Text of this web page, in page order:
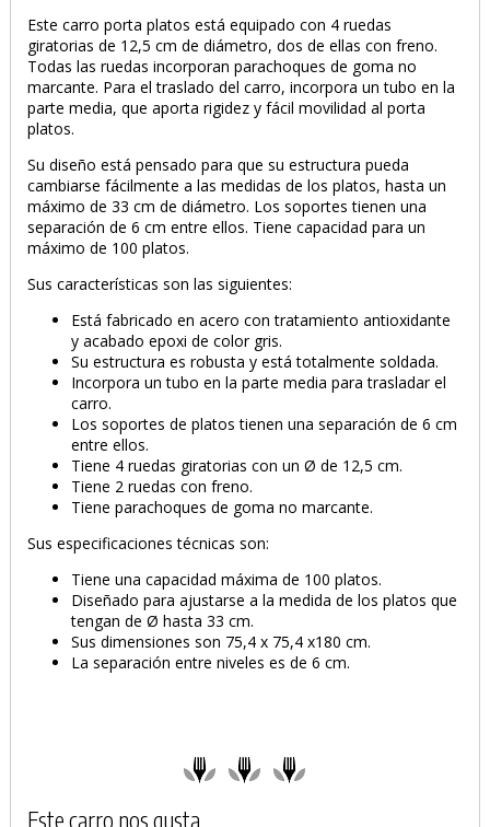
Este carro porta platos está equipado con 4 ruedas
giratorias de 12,5 cm de diámetro, dos de ellas con freno.
Todas las ruedas incorporan parachoques de goma no
marcante. Para el traslado del carro, incorpora un tubo en la
parte media, que aporta rigidez y fácil movilidad al porta
platos.
Su diseño está pensado para que su estructura pueda
cambiarse fácilmente a las medidas de los platos, hasta un
máximo de 33 cm de diámetro. Los soportes tienen una
separación de 6 cm entre ellos. Tiene capacidad para un
máximo de 100 platos.
Sus características son las siguientes:
Está fabricado en acero con tratamiento antioxidante
y acabado epoxi de color gris.
Su estructura es robusta y está totalmente soldada.
Incorpora un tubo en la parte media para trasladar el
carro.
Los soportes de platos tienen una separación de 6 cm
entre ellos.
Tiene 4 ruedas giratorias con un Ø de 12,5 cm.
Tiene 2 ruedas con freno.
Tiene parachoques de goma no marcante.
Sus especificaciones técnicas son:
Tiene una capacidad máxima de 100 platos.
Diseñado para ajustarse a la medida de los platos que
tengan de Ø hasta 33 cm.
Sus dimensiones son 75,4 x 75,4 x180 cm.
La separación entre niveles es de 6 cm.
Este carro nos gusta